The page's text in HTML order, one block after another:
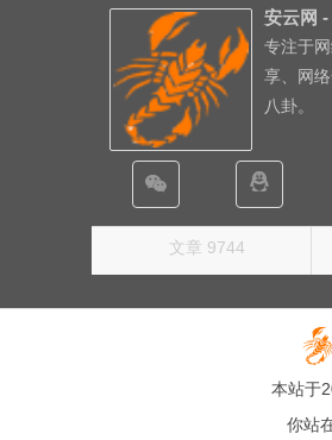
安云网
专注于
享、网
八卦。
文章 9744
本站于
你站